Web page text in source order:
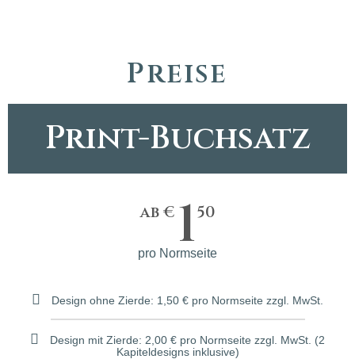
Preise
Print-Buchsatz
ab € 150
pro Normseite
Design ohne Zierde: 1,50 € pro Normseite zzgl. MwSt.
Design mit Zierde: 2,00 € pro Normseite zzgl. MwSt. (2
Kapiteldesigns inklusive)